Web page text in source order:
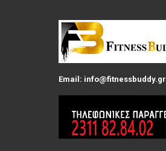
Email: info@fitnessbuddy.gr